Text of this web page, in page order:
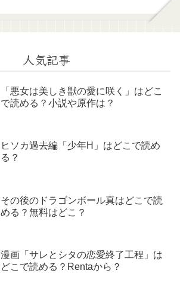
人気記事
「悪女は美しき獣の愛に咲く」はどこ
で読める？小説や原作は？
ヒソカ過去編「少年H」はどこで読め
る？
その後のドラゴンボール真はどこで読
める？無料はどこ？
漫画「サレとシタの恋愛終了工程」は
どこで読める？Rentaから？